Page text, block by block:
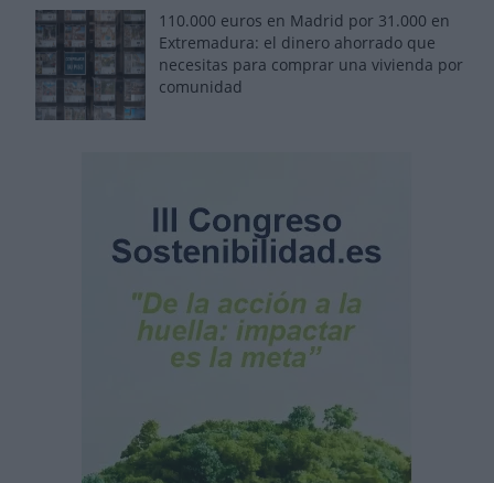
110.000 euros en Madrid por 31.000 en
Extremadura: el dinero ahorrado que
necesitas para comprar una vivienda por
comunidad